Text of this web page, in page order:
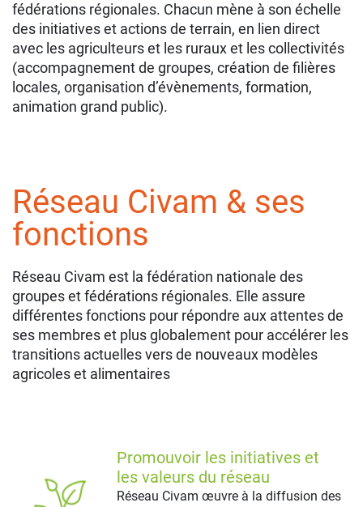
fédérations régionales. Chacun mène à son échelle
des initiatives et actions de terrain, en lien direct
avec les agriculteurs et les ruraux et les collectivités
(accompagnement de groupes, création de filières
locales, organisation d’évènements, formation,
animation grand public).
Réseau Civam & ses
fonctions
Réseau Civam est la fédération nationale des
groupes et fédérations régionales. Elle assure
différentes fonctions pour répondre aux attentes de
ses membres et plus globalement pour accélérer les
transitions actuelles vers de nouveaux modèles
agricoles et alimentaires
Promouvoir les initiatives et
les valeurs du réseau
Réseau Civam œuvre à la diffusion des